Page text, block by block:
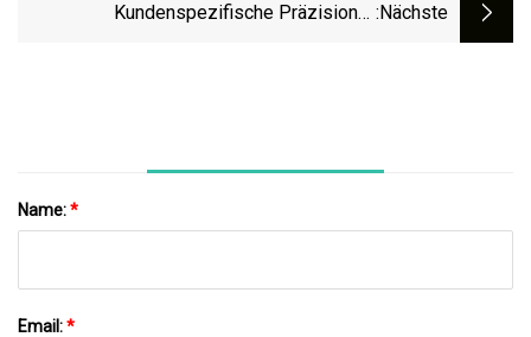
Kundenspezifische Präzisions- :nächste
Name:*
Email:*